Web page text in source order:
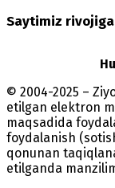
Saytimiz
© 2004-2025 –
etilgan elektron
maqsadida
foydalanish
qonunan
etilganda